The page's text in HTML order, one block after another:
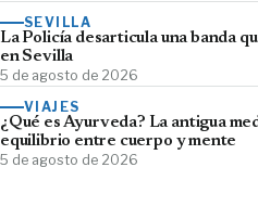
SEVILLA
La Policía desarticula una banda
en Sevilla
5 de agosto de 2026
VIAJES
¿Qué es Ayurveda? La antigua
equilibrio entre cuerpo y mente
5 de agosto de 2026